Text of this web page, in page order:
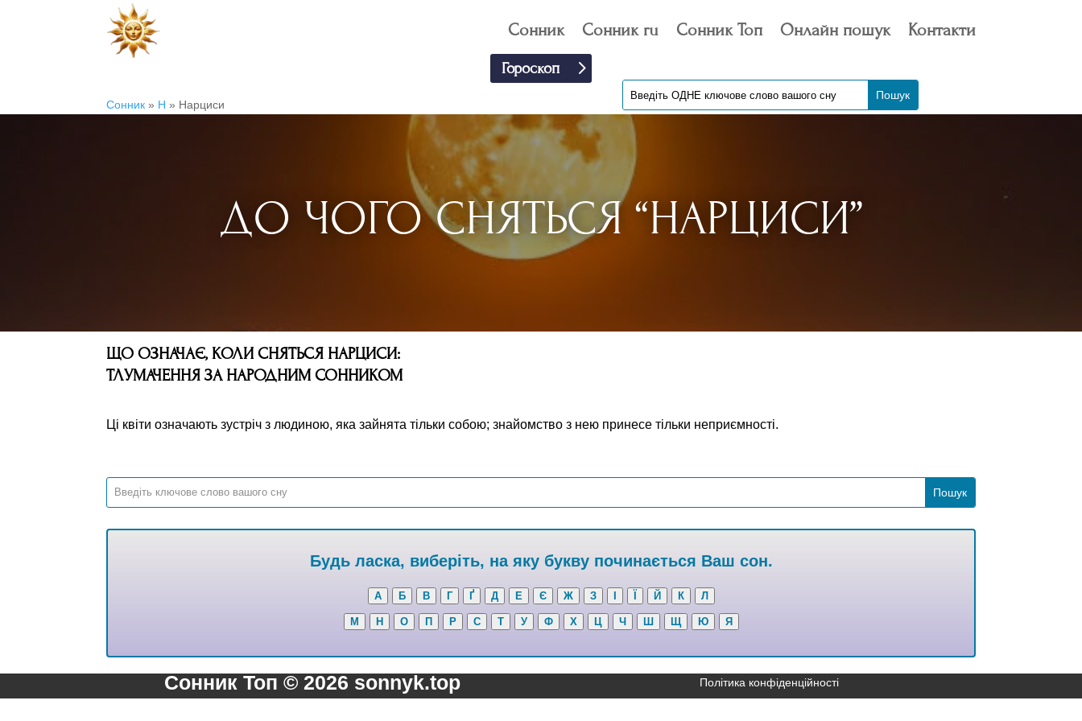
Сонник Сонник ru Сонник Топ Онлайн пошук Контакти
Гороскоп
Сонник » Н » Нарциси
ДО ЧОГО СНЯТЬСЯ “НАРЦИСИ”
ЩО ОЗНАЧАЄ, КОЛИ СНЯТЬСЯ НАРЦИСИ:
ТЛУМАЧЕННЯ ЗА НАРОДНИМ СОННИКОМ
Ці квіти означають зустріч з людиною, яка зайнята тільки собою; знайомство з нею принесе тільки неприємності.
Будь ласка, виберіть, на яку букву починається Ваш сон.
А Б В Г Ґ Д Е Є Ж З Й К Л
М Н О П Р С Т У Ф Х Ц Ч Ш Щ Ю Я
Сонник Топ © 2026 sonnyk.top Політика конфіденційності